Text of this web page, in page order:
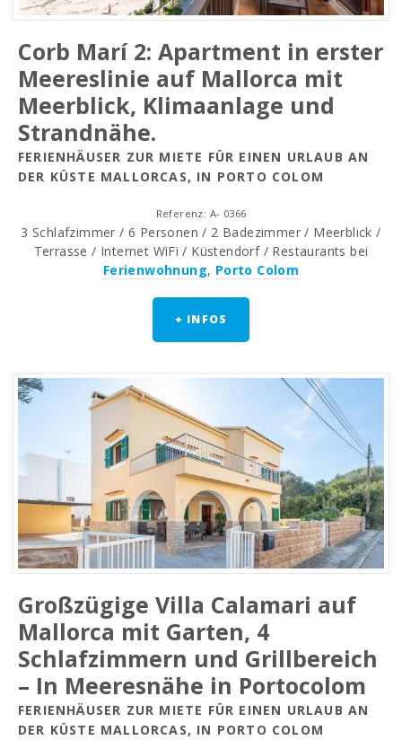
Corb Marí 2: Apartment in erster
Meereslinie auf Mallorca mit
Meerblick, Klimaanlage und
Strandnähe.
FERIENHÄUSER ZUR MIETE FÜR EINEN URLAUB AN
DER KÜSTE MALLORCAS, IN PORTO COLOM
Referenz: A- 0366
3 Schlafzimmer / 6 Personen / 2 Badezimmer / Meerblick /
Terrasse / Internet WiFi / Küstendorf / Restaurants bei
Ferienwohnung, Porto Colom
+ INFOS
Großzügige Villa Calamari auf
Mallorca mit Garten, 4
Schlafzimmern und Grillbereich
– In Meeresnähe in Portocolom
FERIENHÄUSER ZUR MIETE FÜR EINEN URLAUB AN
DER KÜSTE MALLORCAS, IN PORTO COLOM